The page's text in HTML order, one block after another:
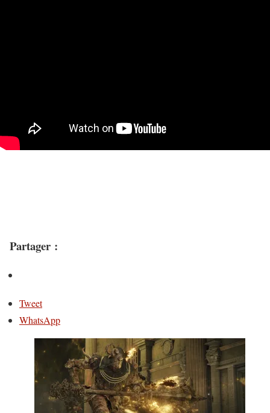
Partager :
Tweet
WhatsApp